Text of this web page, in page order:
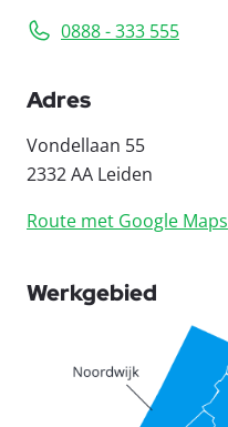
0888 - 333 555
Adres
Vondellaan 55
2332 AA Leiden
Route met Google Maps
Werkgebied